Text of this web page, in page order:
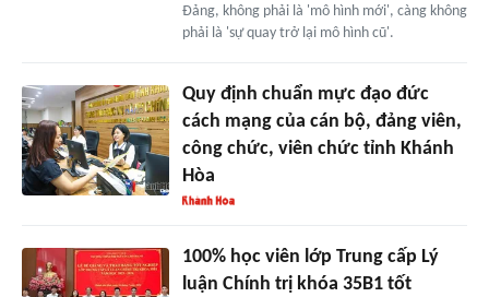
Đảng, không phải là 'mô hình mới', càng không
phải là 'sự quay trở lại mô hình cũ'.
Quy định chuẩn mực đạo đức
cách mạng của cán bộ, đảng viên,
công chức, viên chức tỉnh Khánh
Hòa
100% học viên lớp Trung cấp Lý
luận Chính trị khóa 35B1 tốt